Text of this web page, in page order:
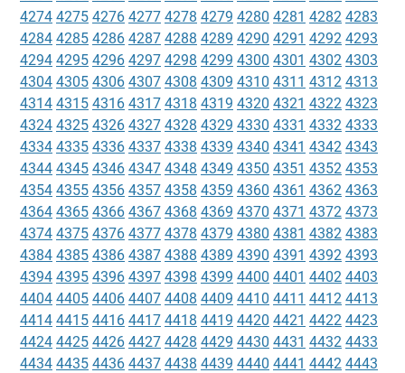
4274 4275 4276 4277 4278 4279 4280 4281 4282 4283
4284 4285 4286 4287 4288 4289 4290 4291 4292 4293
4294 4295 4296 4297 4298 4299 4300 4301 4302 4303
4304 4305 4306 4307 4308 4309 4310 4311 4312 4313
4314 4315 4316 4317 4318 4319 4320 4321 4322 4323
4324 4325 4326 4327 4328 4329 4330 4331 4332 4333
4334 4335 4336 4337 4338 4339 4340 4341 4342 4343
4344 4345 4346 4347 4348 4349 4350 4351 4352 4353
4354 4355 4356 4357 4358 4359 4360 4361 4362 4363
4364 4365 4366 4367 4368 4369 4370 4371 4372 4373
4374 4375 4376 4377 4378 4379 4380 4381 4382 4383
4384 4385 4386 4387 4388 4389 4390 4391 4392 4393
4394 4395 4396 4397 4398 4399 4400 4401 4402 4403
4404 4405 4406 4407 4408 4409 4410 4411 4412 4413
4414 4415 4416 4417 4418 4419 4420 4421 4422 4423
4424 4425 4426 4427 4428 4429 4430 4431 4432 4433
4434 4435 4436 4437 4438 4439 4440 4441 4442 4443